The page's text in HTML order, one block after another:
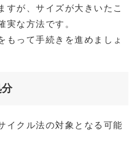
すが、サイズが大きいたこ
実な方法です。
もって手続きを進めましょ
分
イクル法の対象となる可能